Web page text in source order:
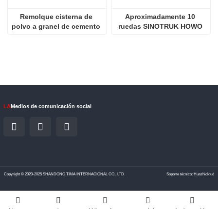
Remolque cisterna de
polvo a granel de cemento
Aproximadamente 10
ruedas SINOTRUK HOWO
LAMedios de comunicación social
Copyright © 2020-2025 SHANDONG TIMA INTERNACIONAL CO., LTD. Soporte técnico: Huazhicloud